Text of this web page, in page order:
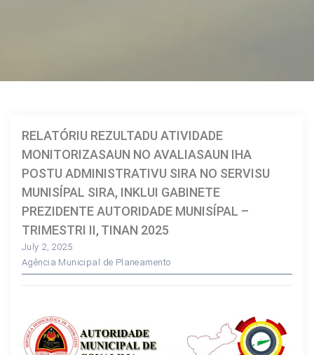
RELATÓRIU REZULTADU ATIVIDADE
MONITORIZASAUN NO AVALIASAUN IHA
POSTU ADMINISTRATIVU SIRA NO SERVISU
MUNISÍPAL SIRA, INKLUI GABINETE
PREZIDENTE AUTORIDADE MUNISÍPAL –
TRIMESTRI II, TINAN 2025
July 2, 2025
Agência Municipal de Planeamento